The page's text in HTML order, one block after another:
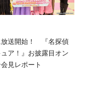
放送開始！ 『名探偵
ア！』お披露目オン
見レポート